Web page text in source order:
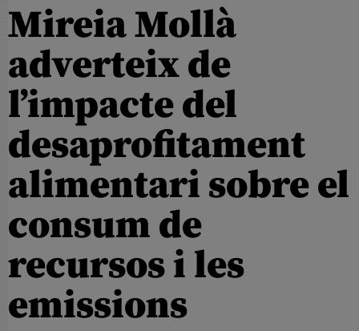
Mireia Mollà
adverteix de
l’impacte del
desaprofitament
alimentari sobre el
consum de
recursos i les
emissions